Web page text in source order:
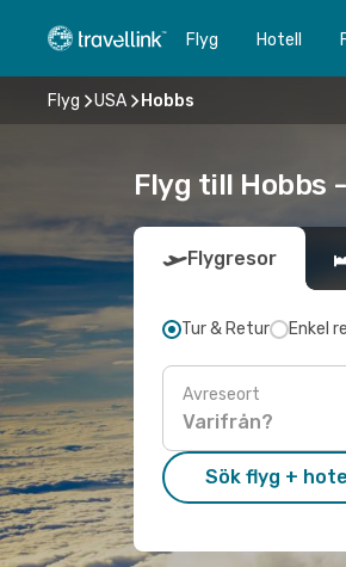
Flyg Hotell
Flyg USA Hobbs
Flyg till Hobbs
Flygresor
Tur & Retur Enkel
Avreseort
Sök flyg +